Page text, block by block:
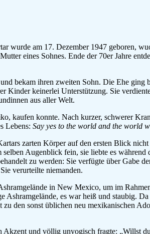
am 17. Dezember 1947 geboren,
eines Sohnes. Ende der 70er Jahre
bekam ihren zweiten Sohn. Die Ehe
Kinder keinerlei Unterstützung. Sie
aus aller Welt.
kaufen konnte. Nach kurzer, schwerer
Lebens: Say yes to the world and the world
zarten Körper auf den ersten Blick
Augenblick fein, sie liebte es während
zu werden: Sie verfügte über Gabe
verurteilte niemanden.
in New Mexico, um im
es war heiß und staubig.
den sonst üblichen neu mexikanischen
und völlig unyogisch fragte: „Willst